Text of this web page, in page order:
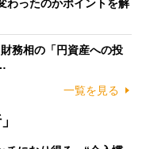
わったのかポイントを解
務相の「円資産への投
一覧を見る